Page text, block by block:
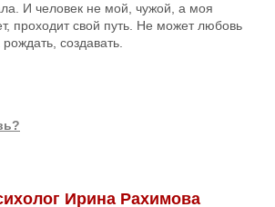
И человек не мой, чужой, а моя
проходит свой путь. Не может любовь
создавать.
Ирина Рахимова